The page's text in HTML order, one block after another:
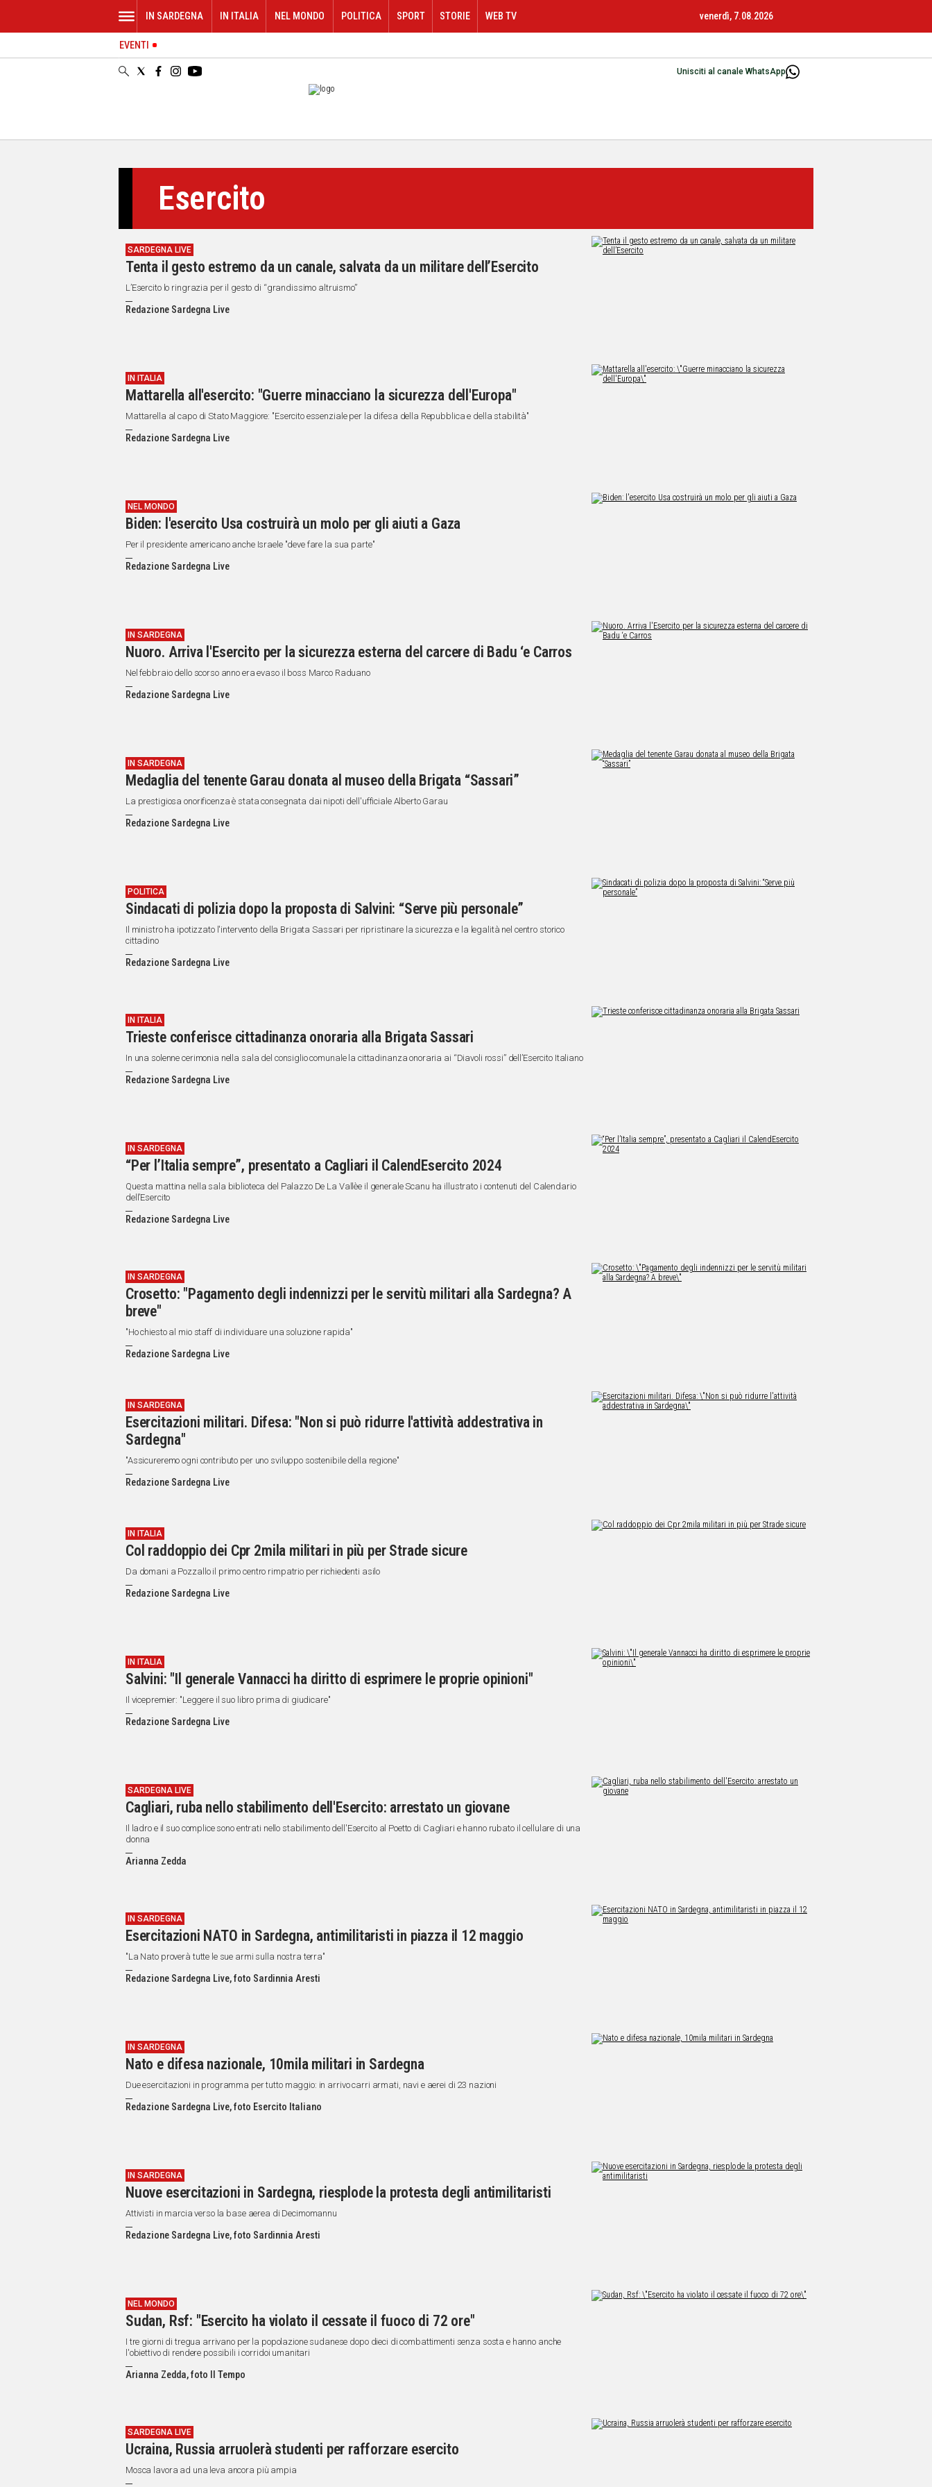
ORISTANO
Unisciti al canale WhatsApp
IN SARDEGNA IN ITALIA NEL MONDO POLITICA SPORT STORIE WEB TV venerdì, 7.08.2026
EVENTI
Esercito
SARDEGNA LIVE
Tenta il gesto estremo da un canale, salvata da un militare dell’Esercito
L’Esercito lo ringrazia per il gesto di “grandissimo altruismo”
Redazione Sardegna Live
IN ITALIA
Mattarella all'esercito: "Guerre minacciano la sicurezza dell'Europa"
Mattarella al capo di Stato Maggiore: "Esercito essenziale per la difesa della Repubblica e della stabilità"
Redazione Sardegna Live
NEL MONDO
Biden: l'esercito Usa costruirà un molo per gli aiuti a Gaza
Per il presidente americano anche Israele "deve fare la sua parte"
Redazione Sardegna Live
IN SARDEGNA
Nuoro. Arriva l'Esercito per la sicurezza esterna del carcere di Badu ‘e Carros
Nel febbraio dello scorso anno era evaso il boss Marco Raduano
Redazione Sardegna Live
IN SARDEGNA
Medaglia del tenente Garau donata al museo della Brigata “Sassari”
La prestigiosa onorificenza è stata consegnata dai nipoti dell'ufficiale Alberto Garau
Redazione Sardegna Live
POLITICA
Sindacati di polizia dopo la proposta di Salvini: “Serve più personale”
Il ministro ha ipotizzato l'intervento della Brigata Sassari per ripristinare la sicurezza e la legalità nel centro storico
cittadino
Redazione Sardegna Live
IN ITALIA
Trieste conferisce cittadinanza onoraria alla Brigata Sassari
In una solenne cerimonia nella sala del consiglio comunale la cittadinanza onoraria ai “Diavoli rossi” dell’Esercito Italiano
Redazione Sardegna Live
IN SARDEGNA
“Per l’Italia sempre”, presentato a Cagliari il CalendEsercito 2024
Questa mattina nella sala biblioteca del Palazzo De La Vallèe il generale Scanu ha illustrato i contenuti del Calendario
dell’Esercito
Redazione Sardegna Live
IN SARDEGNA
Crosetto: "Pagamento degli indennizzi per le servitù militari alla Sardegna? A
breve"
"Ho chiesto al mio staff di individuare una soluzione rapida"
Redazione Sardegna Live
IN SARDEGNA
Esercitazioni militari. Difesa: "Non si può ridurre l'attività addestrativa in
Sardegna"
"Assicureremo ogni contributo per uno sviluppo sostenibile della regione"
Redazione Sardegna Live
IN ITALIA
Col raddoppio dei Cpr 2mila militari in più per Strade sicure
Da domani a Pozzallo il primo centro rimpatrio per richiedenti asilo
Redazione Sardegna Live
IN ITALIA
Salvini: "Il generale Vannacci ha diritto di esprimere le proprie opinioni"
Il vicepremier: "Leggere il suo libro prima di giudicare"
Redazione Sardegna Live
SARDEGNA LIVE
Cagliari, ruba nello stabilimento dell'Esercito: arrestato un giovane
Il ladro e il suo complice sono entrati nello stabilimento dell'Esercito al Poetto di Cagliari e hanno rubato il cellulare di una
donna
Arianna Zedda
IN SARDEGNA
Esercitazioni NATO in Sardegna, antimilitaristi in piazza il 12 maggio
"La Nato proverà tutte le sue armi sulla nostra terra"
Redazione Sardegna Live, foto Sardinnia Aresti
IN SARDEGNA
Nato e difesa nazionale, 10mila militari in Sardegna
Due esercitazioni in programma per tutto maggio: in arrivo carri armati, navi e aerei di 23 nazioni
Redazione Sardegna Live, foto Esercito Italiano
IN SARDEGNA
Nuove esercitazioni in Sardegna, riesplode la protesta degli antimilitaristi
Attivisti in marcia verso la base aerea di Decimomannu
Redazione Sardegna Live, foto Sardinnia Aresti
NEL MONDO
Sudan, Rsf: "Esercito ha violato il cessate il fuoco di 72 ore"
I tre giorni di tregua arrivano per la popolazione sudanese dopo dieci di combattimenti senza sosta e hanno anche
l'obiettivo di rendere possibili i corridoi umanitari
Arianna Zedda, foto Il Tempo
SARDEGNA LIVE
Ucraina, Russia arruolerà studenti per rafforzare esercito
Mosca lavora ad una leva ancora più ampia